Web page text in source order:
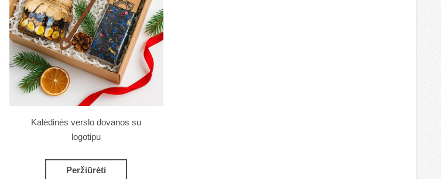
Kalėdinės verslo dovanos su
logotipu
Peržiūrėti